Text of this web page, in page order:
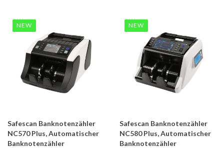
NEW
Safescan Banknotenzähler
NC570 Plus, Automatischer
Banknotenzähler
NEW
Safescan Banknotenzähler
NC580 Plus, Automatischer
Banknotenzähler